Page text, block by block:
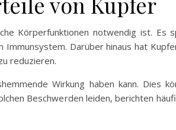
Körperfunktionen notwendig ist.
Darüber hinaus hat
reduzieren.
Wirkung haben kann. Dies
Beschwerden leiden, berichten